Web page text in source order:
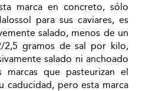
marca en concreto, sólo
para sus caviares, es
salado, menos de un
2,5 gramos de sal por kilo,
salado ni anchoado
marcas que pasteurizan el
caducidad, pero esta marca